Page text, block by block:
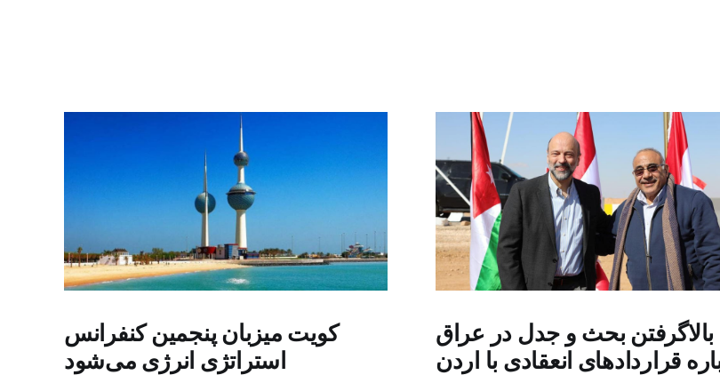
کویت میزبان پنجمین کنفرانس
استراتژی انرژی می‌شود
بالاگرفتن بحث و جدل در عراق
قراردادهای انعقادی با اردن